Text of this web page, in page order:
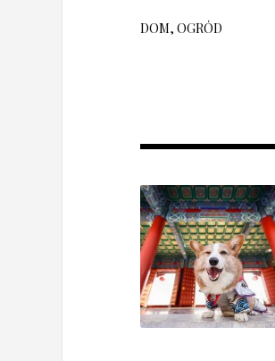
DOM, OGRÓD